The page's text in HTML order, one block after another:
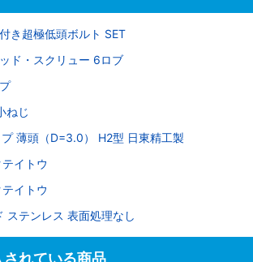
き超極低頭ボルト SET
ド・スクリュー 6ロブ
ねじ
薄頭（D=3.0） H2型 日東精工製
イトウ
イトウ
ステンレス 表面処理なし
れている商品